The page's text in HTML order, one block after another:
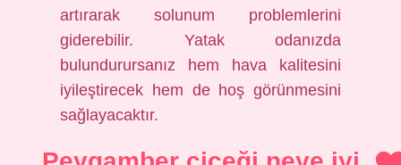
artırarak solunum problemlerini
giderebilir. Yatak odanızda
bulundurursanız hem hava kalitesini
iyileştirecek hem de hoş görünmesini
sağlayacaktır.